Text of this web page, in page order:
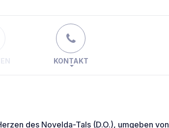
KONTAKT
des Novelda-Tals (D.O.), umgeben von